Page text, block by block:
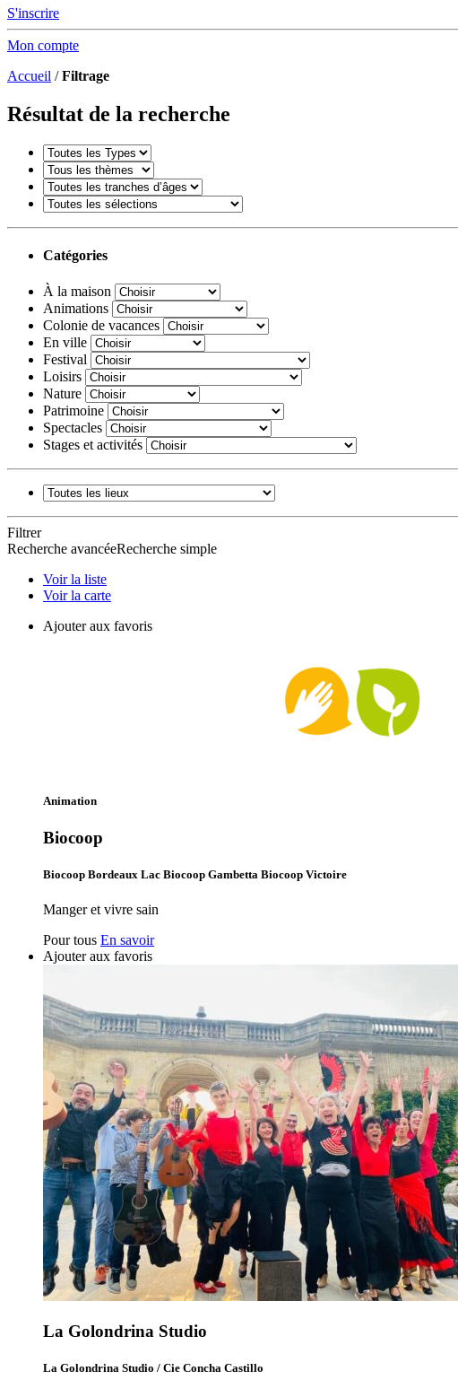
S'inscrire
Mon compte
Accueil /Filtrage
Résultat de la recherche
Catégories
À la maison
Animations
Colonie de vacances
En ville
Festival
Loisirs
Nature
Patrimoine
Spectacles
Stages et activités
Filtrer
Recherche avancéeRecherche simple
Voir la liste
Voir la carte
Ajouter aux favoris
Animation
Biocoop
Biocoop Bordeaux Lac Biocoop Gambetta Biocoop Victoire
Manger et vivre sain
Pour tous En savoir
Ajouter aux favoris
La Golondrina Studio
La Golondrina Studio / Cie Concha Castillo